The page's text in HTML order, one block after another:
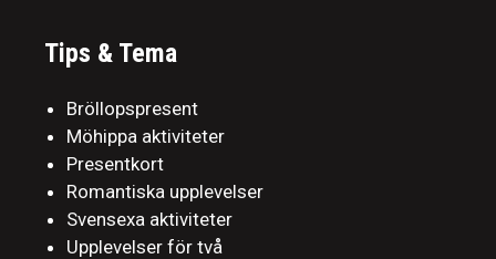
Tips & Tema
Bröllopspresent
Möhippa aktiviteter
Presentkort
Romantiska upplevelser
Svensexa aktiviteter
Upplevelser för två